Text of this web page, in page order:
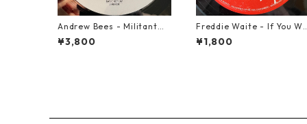
Andrew Bees ‎- Militant【1
2-50066】
¥3,800
Freddie Waite - If You Wa
nt My Love【7-21943】
¥1,800